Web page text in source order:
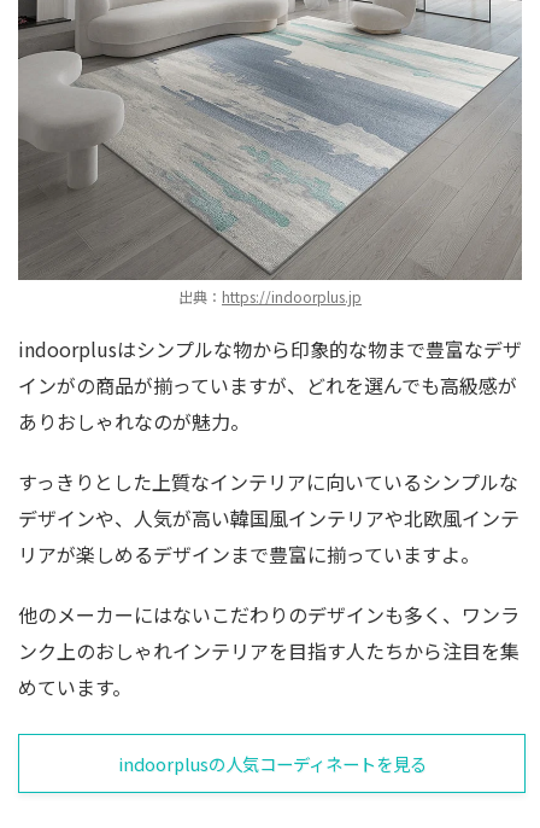
出典： https://indoorplus.jp
indoorplusはシンプルな物から印象的な物まで豊富なデザ
インがの商品が揃っていますが、どれを選んでも高級感が
ありおしゃれなのが魅力。
すっきりとした上質なインテリアに向いているシンプルな
デザインや、人気が高い韓国風インテリアや北欧風インテ
リアが楽しめるデザインまで豊富に揃っていますよ。
他のメーカーにはないこだわりのデザインも多く、ワンラ
ンク上のおしゃれインテリアを目指す人たちから注目を集
めています。
indoorplusの人気コーディネートを見る